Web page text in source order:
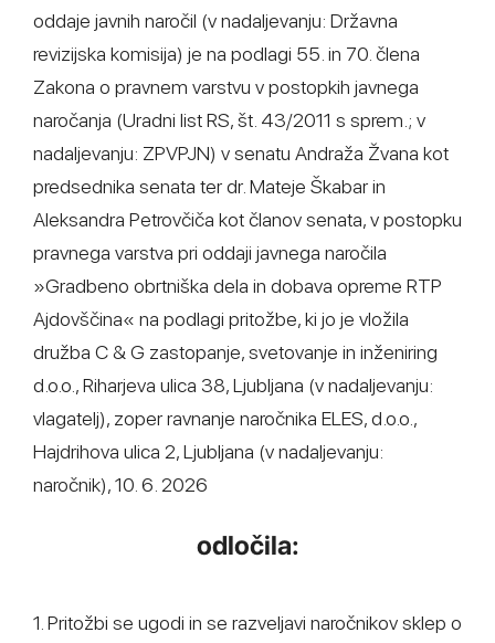
oddaje javnih naročil (v nadaljevanju: Državna
revizijska komisija) je na podlagi 55. in 70. člena
Zakona o pravnem varstvu v postopkih javnega
naročanja (Uradni list RS, št. 43/2011 s sprem.; v
nadaljevanju: ZPVPJN) v senatu Andraža Žvana kot
predsednika senata ter dr. Mateje Škabar in
Aleksandra Petrovčiča kot članov senata, v postopku
pravnega varstva pri oddaji javnega naročila
»Gradbeno obrtniška dela in dobava opreme RTP
Ajdovščina« na podlagi pritožbe, ki jo je vložila
družba C & G zastopanje, svetovanje in inženiring
d.o.o., Riharjeva ulica 38, Ljubljana (v nadaljevanju:
vlagatelj), zoper ravnanje naročnika ELES, d.o.o.,
Hajdrihova ulica 2, Ljubljana (v nadaljevanju:
naročnik), 10. 6. 2026
odločila:
1. Pritožbi se ugodi in se razveljavi naročnikov sklep o